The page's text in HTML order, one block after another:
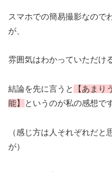
スマホでの簡易撮影なので
が、
雰囲気はわかっていただけ
結論を先に言うと
【あまり
能】
というのが私の感想で
（感じ方は人それぞれだ
が）